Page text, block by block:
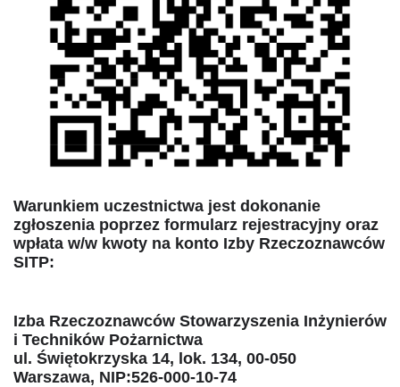
Warunkiem uczestnictwa jest dokonanie
zgłoszenia poprzez formularz rejestracyjny oraz
wpłata w/w kwoty na konto Izby Rzeczoznawców
SITP:
Izba Rzeczoznawców Stowarzyszenia Inżynierów
i Techników Pożarnictwa
ul. Świętokrzyska 14, lok. 134, 00-050
Warszawa, NIP:526-000-10-74